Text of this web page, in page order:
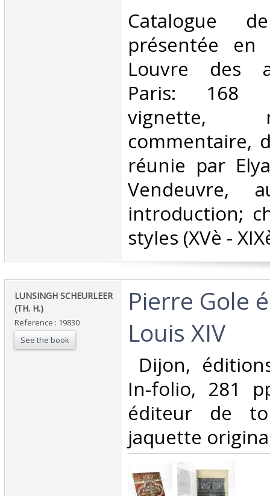
‎Catalogue
présentée en
Louvre des
Paris: 168
vignette,
commentaire,
réunie par
Vendeuvre,
introduction;
styles (XVè -
‎LUNSINGH SCHEURLEER
(TH. H.)‎
Reference : 19830
See the book
‎Pierre Gole
Louis XIV‎
Dijon,
In-folio, 281
éditeur de
jaquette